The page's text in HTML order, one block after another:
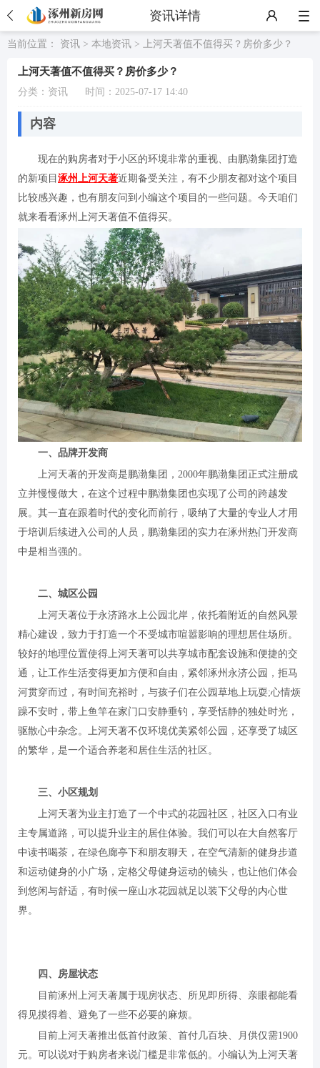
资讯详情
当前位置： 资讯 > 本地资讯 > 上河天著值不值得买？房价多少？
上河天著值不值得买？房价多少？
分类： 资讯 时间：2025-07-17 14:40
内容
现在的购房者对于小区的环境非常的重视、由鹏渤集团打造
的新项目 涿州上河天著近期备受关注，有不少朋友都对这个项目
比较感兴趣，也有朋友问到小编这个项目的一些问题。今天咱们
就来看看涿州上河天著值不值得买。
一、品牌开发商
上河天著的开发商是鹏渤集团，2000年鹏渤集团正式注册成
立并慢慢做大，在这个过程中鹏渤集团也实现了公司的跨越发
展。其一直在跟着时代的变化而前行，吸纳了大量的专业人才用
于培训后续进入公司的人员，鹏渤集团的实力在涿州热门开发商
中是相当强的。
二、城区公园
上河天著位于永济路水上公园北岸，依托着附近的自然风景
精心建设，致力于打造一个不受城市喧嚣影响的理想居住场所。
较好的地理位置使得上河天著可以共享城市配套设施和便捷的交
通，让工作生活变得更加方便和自由，紧邻涿州永济公园，拒马
河贯穿而过，有时间充裕时，与孩子们在公园草地上玩耍;心情烦
躁不安时，带上鱼竿在家门口安静垂钓，享受恬静的独处时光，
驱散心中杂念。上河天著不仅环境优美紧邻公园，还享受了城区
的繁华，是一个适合养老和居住生活的社区。
三、小区规划
上河天著为业主打造了一个中式的花园社区，社区入口有业
主专属道路，可以提升业主的居住体验。我们可以在大自然客厅
中读书喝茶，在绿色廊亭下和朋友聊天，在空气清新的健身步道
和运动健身的小广场，定格父母健身运动的镜头，也让他们体会
到悠闲与舒适，有时候一座山水花园就足以装下父母的内心世
界。
四、房屋状态
目前涿州上河天著属于现房状态、所见即所得、亲眼都能看
得见摸得着、避免了一些不必要的麻烦。
目前上河天著推出低首付政策、首付几百块、月供仅需1900
元。可以说对于购房者来说门槛是非常低的。小编认为上河天著